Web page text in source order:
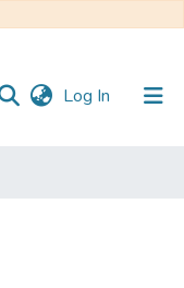
Log In (current)